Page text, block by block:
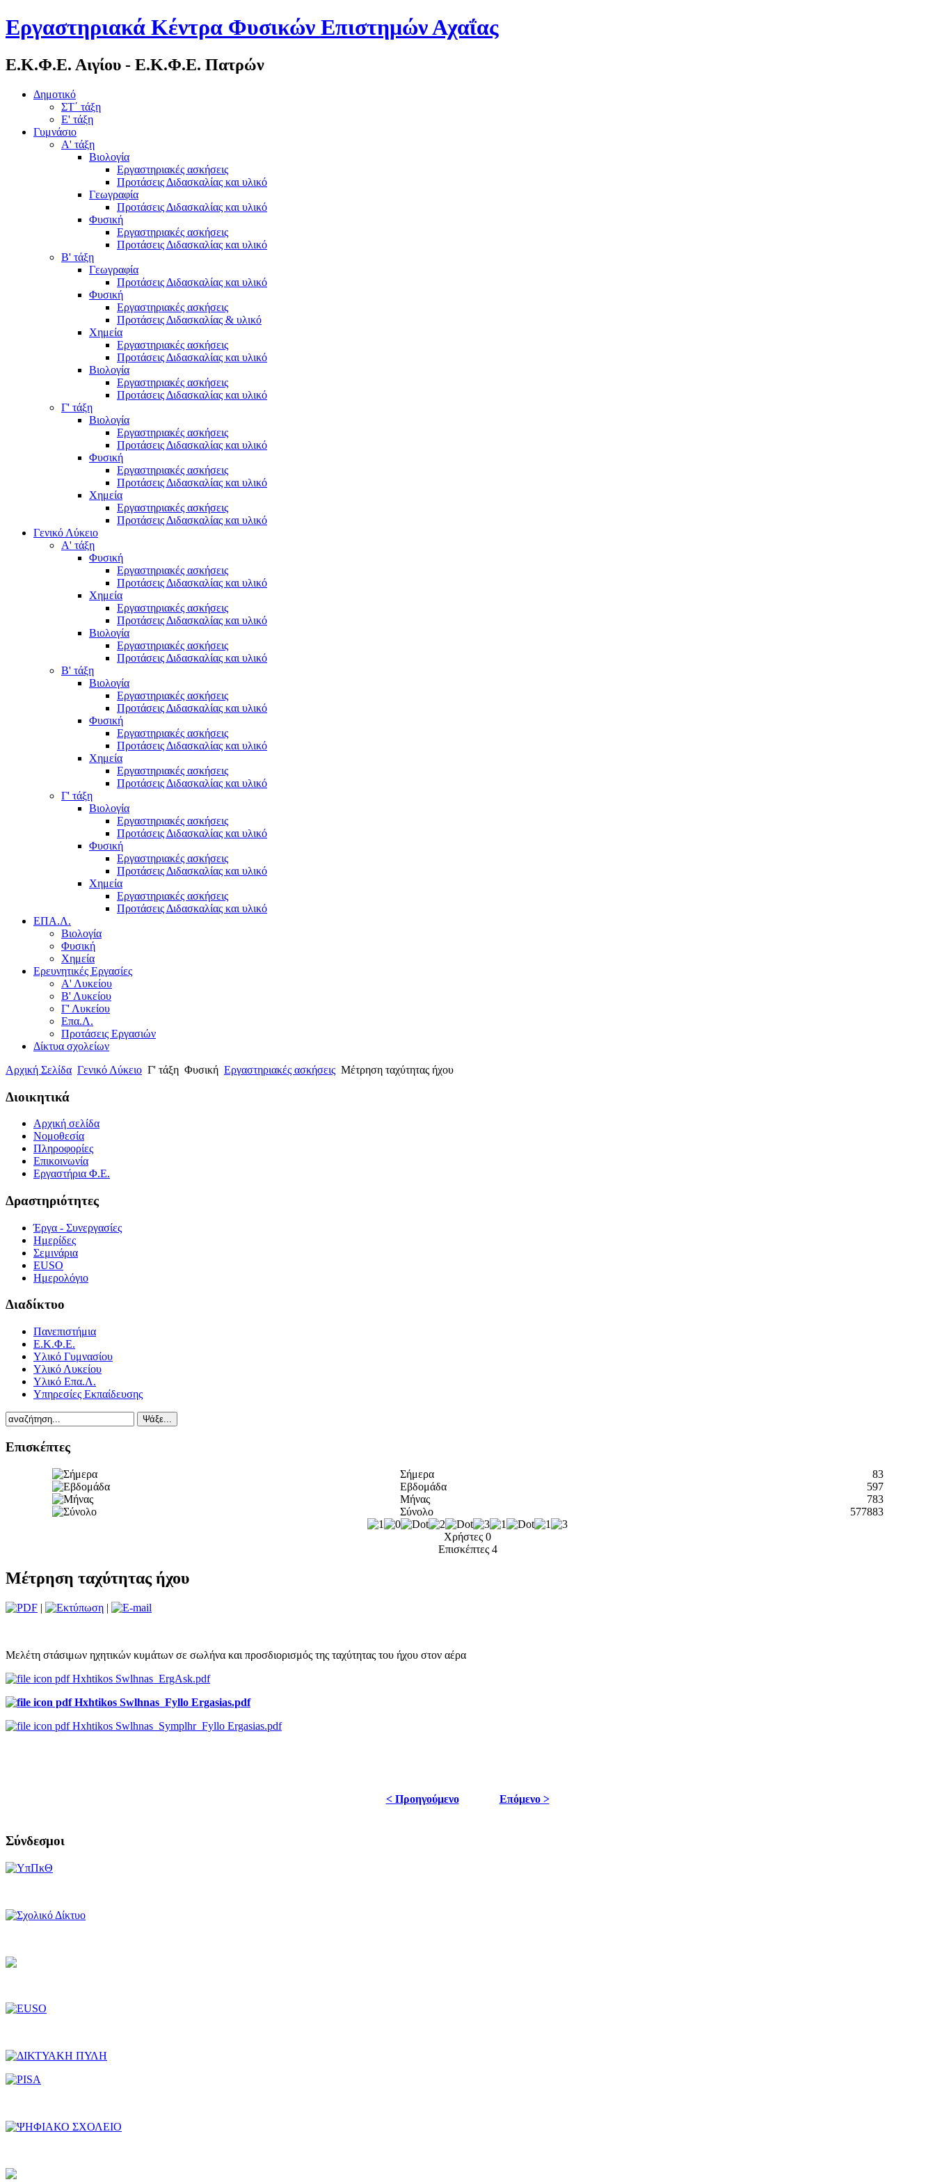
Εργαστηριακά Κέντρα Φυσικών Επιστημών Αχαΐας
Ε.Κ.Φ.Ε. Αιγίου - Ε.Κ.Φ.Ε. Πατρών
Δημοτικό
ΣΤ΄ τάξη
Ε' τάξη
Γυμνάσιο
Α' τάξη
Βιολογία
Εργαστηριακές ασκήσεις
Προτάσεις Διδασκαλίας και υλικό
Γεωγραφία
Προτάσεις Διδασκαλίας και υλικό
Φυσική
Εργαστηριακές ασκήσεις
Προτάσεις Διδασκαλίας και υλικό
Β' τάξη
Γεωγραφία
Προτάσεις Διδασκαλίας και υλικό
Φυσική
Εργαστηριακές ασκήσεις
Προτάσεις Διδασκαλίας & υλικό
Χημεία
Εργαστηριακές ασκήσεις
Προτάσεις Διδασκαλίας και υλικό
Βιολογία
Εργαστηριακές ασκήσεις
Προτάσεις Διδασκαλίας και υλικό
Γ' τάξη
Βιολογία
Εργαστηριακές ασκήσεις
Προτάσεις Διδασκαλίας και υλικό
Φυσική
Εργαστηριακές ασκήσεις
Προτάσεις Διδασκαλίας και υλικό
Χημεία
Εργαστηριακές ασκήσεις
Προτάσεις Διδασκαλίας και υλικό
Γενικό Λύκειο
Α' τάξη
Φυσική
Εργαστηριακές ασκήσεις
Προτάσεις Διδασκαλίας και υλικό
Χημεία
Εργαστηριακές ασκήσεις
Προτάσεις Διδασκαλίας και υλικό
Βιολογία
Εργαστηριακές ασκήσεις
Προτάσεις Διδασκαλίας και υλικό
Β' τάξη
Βιολογία
Εργαστηριακές ασκήσεις
Προτάσεις Διδασκαλίας και υλικό
Φυσική
Εργαστηριακές ασκήσεις
Προτάσεις Διδασκαλίας και υλικό
Χημεία
Εργαστηριακές ασκήσεις
Προτάσεις Διδασκαλίας και υλικό
Γ' τάξη
Βιολογία
Εργαστηριακές ασκήσεις
Προτάσεις Διδασκαλίας και υλικό
Φυσική
Εργαστηριακές ασκήσεις
Προτάσεις Διδασκαλίας και υλικό
Χημεία
Εργαστηριακές ασκήσεις
Προτάσεις Διδασκαλίας και υλικό
ΕΠΑ.Λ.
Βιολογία
Φυσική
Χημεία
Ερευνητικές Εργασίες
Α' Λυκείου
Β' Λυκείου
Γ' Λυκείου
Επα.Λ.
Προτάσεις Εργασιών
Δίκτυα σχολείων
Αρχική Σελίδα Γενικό Λύκειο Γ' τάξη Φυσική Εργαστηριακές ασκήσεις Μέτρηση ταχύτητας ήχου
Διοικητικά
Αρχική σελίδα
Νομοθεσία
Πληροφορίες
Επικοινωνία
Εργαστήρια Φ.Ε.
Δραστηριότητες
Έργα - Συνεργασίες
Ημερίδες
Σεμινάρια
EUSO
Ημερολόγιο
Διαδίκτυο
Πανεπιστήμια
Ε.Κ.Φ.Ε.
Υλικό Γυμνασίου
Υλικό Λυκείου
Υλικό Επα.Λ.
Υπηρεσίες Εκπαίδευσης
Επισκέπτες
Σήμερα
83
Εβδομάδα
597
Μήνας
783
Σύνολο
577883
Χρήστες 0
Επισκέπτες 4
Μέτρηση ταχύτητας ήχου
| |
Μελέτη στάσιμων ηχητικών κυμάτων σε σωλήνα και προσδιορισμός της ταχύτητας του ήχου στον αέρα
Hxhtikos Swlhnas_ErgAsk.pdf
Hxhtikos Swlhnas_Fyllo Ergasias.pdf
Hxhtikos Swlhnas_Symplhr_Fyllo Ergasias.pdf
< Προηγούμενο Επόμενο >
Σύνδεσμοι